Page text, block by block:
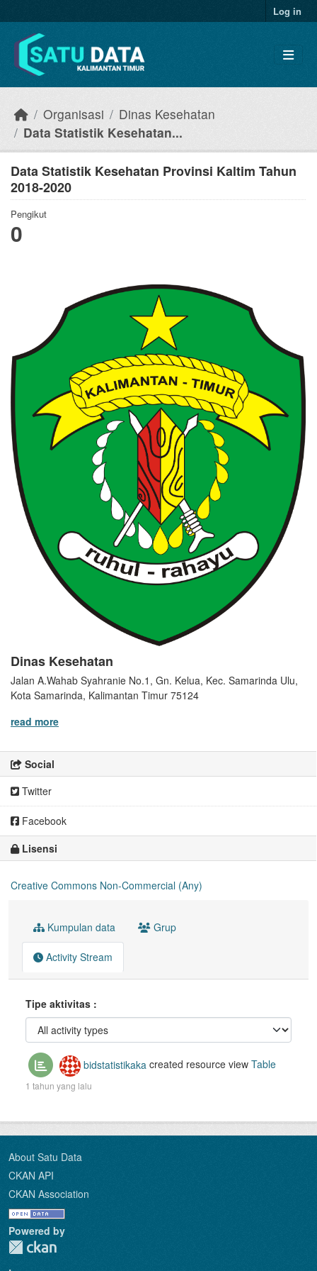
Log in
Organisasi
Dinas Kesehatan
Data Statistik Kesehatan...
Data Statistik Kesehatan Provinsi Kaltim Tahun
2018-2020
Pengikut
0
Dinas Kesehatan
Jalan A.Wahab Syahranie No.1, Gn. Kelua, Kec. Samarinda Ulu,
Kota Samarinda, Kalimantan Timur 75124
read more
Social
Twitter
Facebook
Lisensi
Creative Commons Non-Commercial (Any)
Kumpulan data Grup
Activity Stream
Tipe aktivitas
bidstatistikaka created resource view Table
1 tahun yang lalu
About Satu Data
CKAN API
CKAN Association
Powered by